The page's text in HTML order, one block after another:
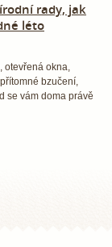
rady, jak
léto
otevřená okna,
bzučení,
se vám doma právě